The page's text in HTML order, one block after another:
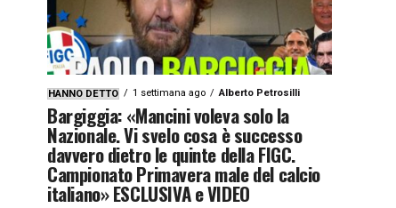
HANNO DETTO 1 settimana ago Alberto Petrosilli
Bargiggia: «Mancini voleva solo la
Nazionale. Vi svelo cosa è successo
davvero dietro le quinte della FIGC.
Campionato Primavera male del calcio
italiano» ESCLUSIVA e VIDEO